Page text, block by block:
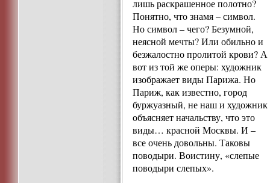
лишь раскрашенное полотно?
Понятно, что знамя – символ.
Но символ – чего? Безумной,
неясной мечты? Или обильно и
безжалостно пролитой крови? А
вот из той же оперы: художник
изображает виды Парижа. Но
Париж, как известно, город
буржуазный, не наш и художник
объясняет начальству, что это
виды… красной Москвы. И –
все очень довольны. Таковы
поводыри. Воистину, «слепые
поводыри слепых».